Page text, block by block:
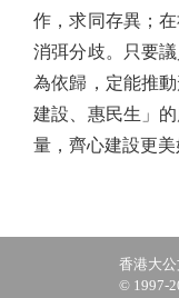
作，求同存異；
消弭分歧。只要
為依歸，定能推
建設、惠民生」
量，齊心建設更美
香港大
© 1997-